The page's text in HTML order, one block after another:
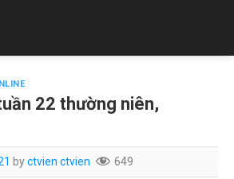
22 thường niên,
byctvien ctvien 649